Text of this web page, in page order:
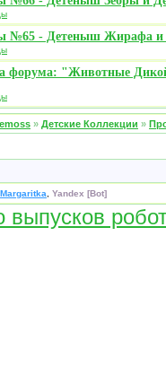
№65 - Детеныш Жирафа и
форума: "Животные
» Детские Коллекции »
Margaritka Yandex [Bot]
выпусков